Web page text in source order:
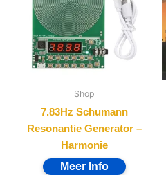
Shop
7.83Hz Schumann
Resonantie Generator –
Harmonie